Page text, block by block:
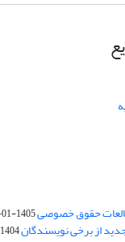
حقوق خصوصی1405-01-01
از برخی نویسندگان1404-03-20